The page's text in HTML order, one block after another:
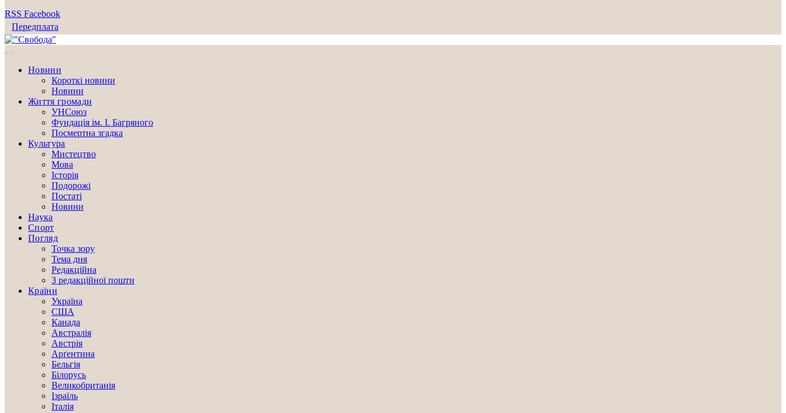
RSS Facebook
Передплата
Новини
Короткі новини
Новини
Життя громади
УНСоюз
Фундація ім. І. Багряного
Посмертна згадка
Культура
Мистецтво
Мова
Історія
Подорожі
Постаті
Новини
Наука
Спорт
Погляд
Точка зору
Тема дня
Редакційна
З редакційної пошти
Країни
Україна
США
Канада
Австралія
Австрія
Арґентина
Бельгія
Білорусь
Великобританія
Ізраїль
Італія